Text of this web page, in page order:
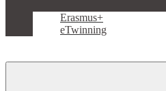
Erasmus+
eTwinning